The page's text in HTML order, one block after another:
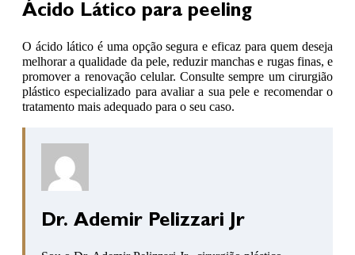
Ácido Lático para peeling
O ácido lático é uma opção segura e eficaz para quem deseja
melhorar a qualidade da pele, reduzir manchas e rugas finas, e
promover a renovação celular. Consulte sempre um cirurgião
plástico especializado para avaliar a sua pele e recomendar o
tratamento mais adequado para o seu caso.
Dr. Ademir Pelizzari Jr